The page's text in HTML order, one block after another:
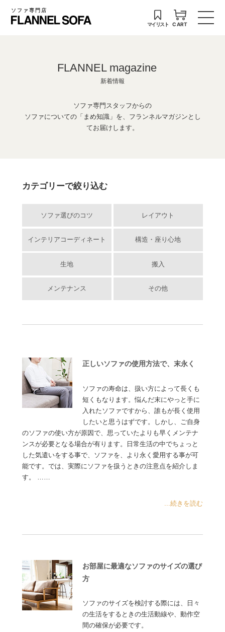
ソファ専門店
マイリスト CART
FLANNEL magazine
新着情報
ソファ専門スタッフからの
ソファについての「まめ知識」を、フランネルマガジンとし
てお届けします。
カテゴリーで絞り込む
ソファ選びのコツ レイアウト
インテリアコーディネート 構造・座り心地
生地 搬入
メンテナンス その他
正しいソファの使用方法で、末永く
ソファの寿命は、扱い方によって長くも
短くもなります。悩んだ末にやっと手に
入れたソファですから、誰もが長く使用
したいと思うはずです。しかし、ご自身
のソファの使い方が原因で、思っていたよりも早くメンテナ
ンスが必要となる場合が有ります。日常生活の中でちょっと
した気遣いをする事で、ソファを、より永く愛用する事が可
能です。では、実際にソファを扱うときの注意点を紹介しま
す。 ……
...続きを読む
お部屋に最適なソファのサイズの選び
方
ソファのサイズを検討する際には、日々
の生活をするときの生活動線や、動作空
間の確保が必要です。